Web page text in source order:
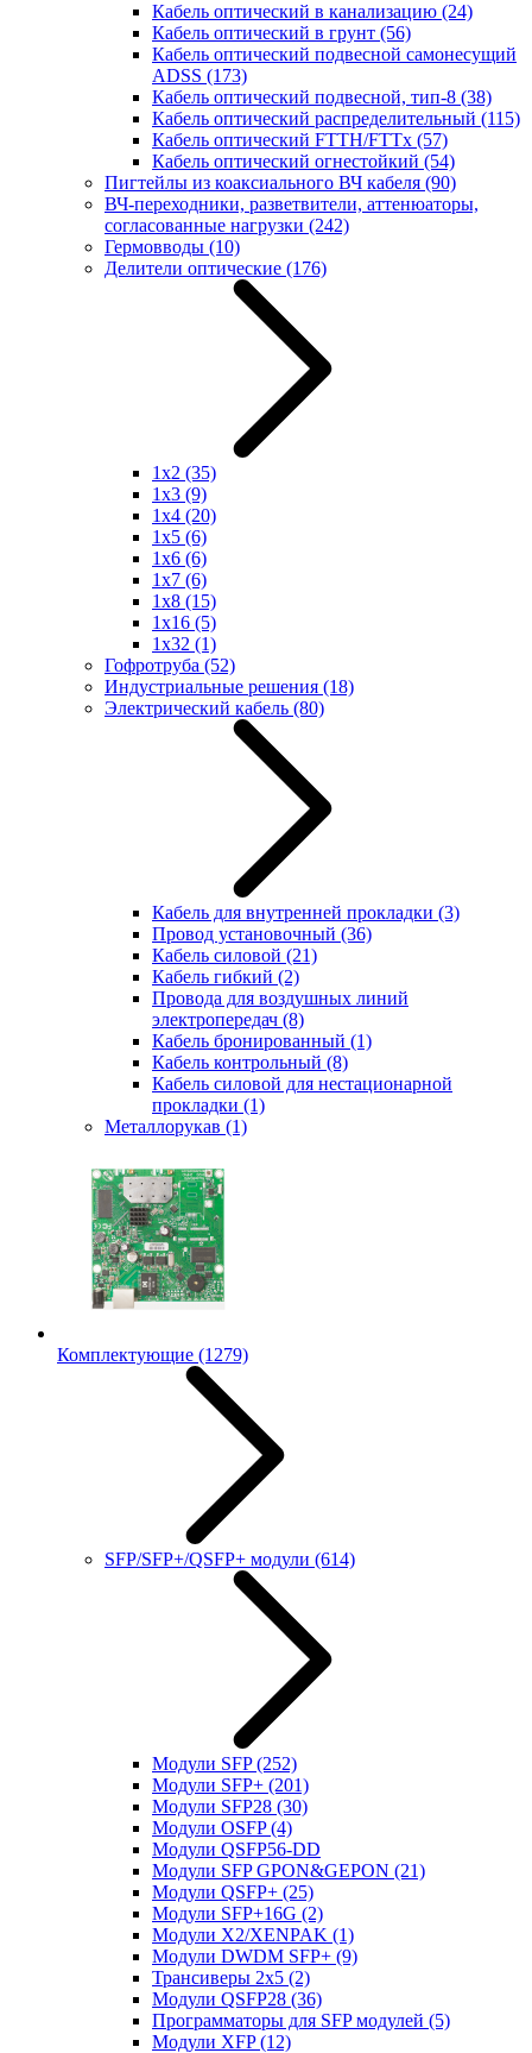
Кабель оптический в канализацию (24)
Кабель оптический в грунт (56)
Кабель оптический подвесной самонесущий
ADSS (173)
Кабель оптический подвесной, тип-8 (38)
Кабель оптический распределительный (115)
Кабель оптический FTTH/FTTx (57)
Кабель оптический огнестойкий (54)
Пигтейлы из коаксиального ВЧ кабеля (90)
ВЧ-переходники, разветвители, аттенюаторы,
согласованные нагрузки (242)
Гермовводы (10)
Делители оптические (176)
1x2 (35)
1x3 (9)
1x4 (20)
1x5 (6)
1x6 (6)
1x7 (6)
1x8 (15)
1x16 (5)
1x32 (1)
Гофротруба (52)
Индустриальные решения (18)
Электрический кабель (80)
Кабель для внутренней прокладки (3)
Провод установочный (36)
Кабель силовой (21)
Кабель гибкий (2)
Провода для воздушных линий
электропередач (8)
Кабель бронированный (1)
Кабель контрольный (8)
Кабель силовой для нестационарной
прокладки (1)
Металлорукав (1)
Комплектующие (1279)
SFP/SFP+/QSFP+ модули (614)
Модули SFP(252)
Модули SFP+ (201)
Модули SFP28 (30)
Модули OSFP(4)
Модули QSFP56-DD
Модули SFP GPON&GEPON (21)
Модули QSFP+ (25)
Модули SFP+16G (2)
Модули X2/XENPAK (1)
Модули DWDM SFP+ (9)
Трансиверы 2x5 (2)
Модули QSFP28 (36)
Программаторы для SFP модулей (5)
Модули XFP(12)